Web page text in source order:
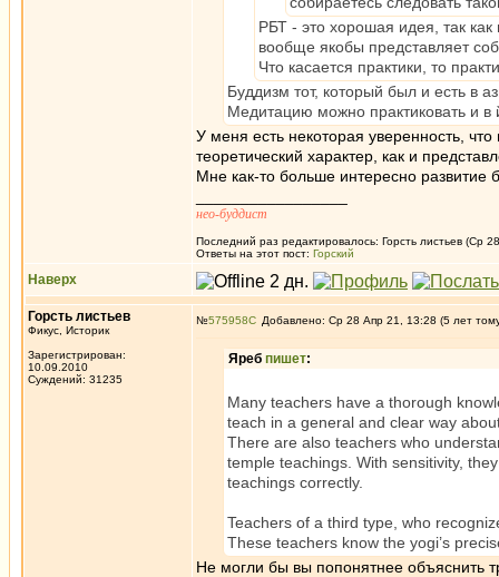
РБТ - это хорошая идея, так
вообще якобы представляет
Что касается практики, то
Буддизм тот, который был и есть в
Медитацию можно практиковать и в
У меня есть некоторая уверенность,
теоретический характер, как и
Мне как-то больше интересно развитие
нео-буддист
Последний раз редактировалось: Горсть листьев (Ср
Ответы на этот пост: Горский
Наверх
Горсть листьев
Фикус, Историк
Зарегистрирован:
10.09.2010
Суждений: 31235
№575958 Добавлено: Ср 28 Апр 21, 13:28 (5 лет
Яреб пишет:
Many teachers have a thorough
teach in a general and clear way
There are also teachers who
temple teachings. With sensitivity,
teachings correctly.
Teachers of a third type, who
These teachers know the yogi’s
Не могли бы вы попонятнее объяснить